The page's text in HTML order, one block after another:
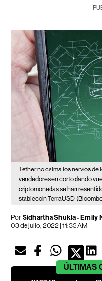
Tether no calma los nervios de
vendedores en corto dando
criptomonedas se han
stablecoin TerraUSD
PorSidhartha Shukla - Emily
03 de julio, 2022 | 11:33 AM
ÚLTIMAS